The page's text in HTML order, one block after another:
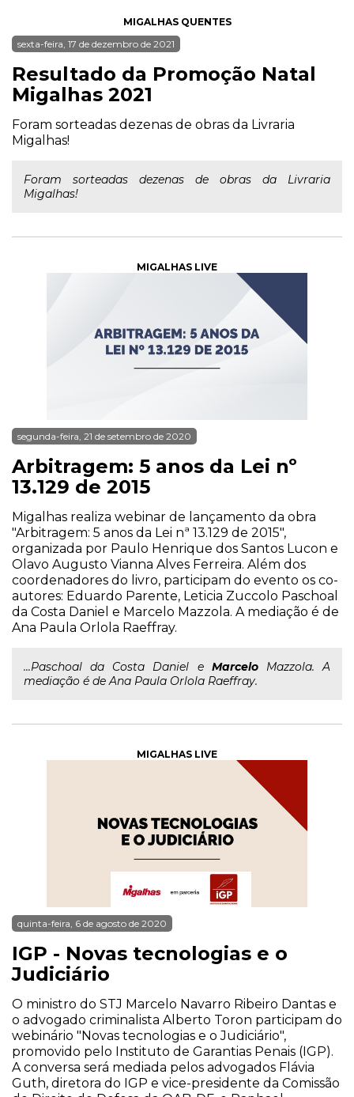
MIGALHAS QUENTES
sexta-feira, 17 de dezembro de 2021
Resultado da Promoção Natal
Migalhas 2021
Foram sorteadas dezenas de obras da Livraria
Migalhas!
Foram sorteadas dezenas de obras da Livraria
Migalhas!
MIGALHAS LIVE
segunda-feira, 21 de setembro de 2020
Arbitragem: 5 anos da Lei nº
13.129 de 2015
Migalhas realiza webinar de lançamento da obra
"Arbitragem: 5 anos da Lei nª 13.129 de 2015",
organizada por Paulo Henrique dos Santos Lucon e
Olavo Augusto Vianna Alves Ferreira. Além dos
coordenadores do livro, participam do evento os co-
autores: Eduardo Parente, Leticia Zuccolo Paschoal
da Costa Daniel e Marcelo Mazzola. A mediação é de
Ana Paula Orlola Raeffray.
...Paschoal da Costa Daniel e MarceloMazzola. A
mediação é de Ana Paula Orlola Raeffray.
MIGALHAS LIVE
quinta-feira, 6 de agosto de 2020
IGP - Novas tecnologias e o
Judiciário
O ministro do STJ Marcelo Navarro Ribeiro Dantas e
o advogado criminalista Alberto Toron participam do
webinário "Novas tecnologias e o Judiciário",
promovido pelo Instituto de Garantias Penais (IGP).
A conversa será mediada pelos advogados Flávia
Guth, diretora do IGP e vice-presidente da Comissão